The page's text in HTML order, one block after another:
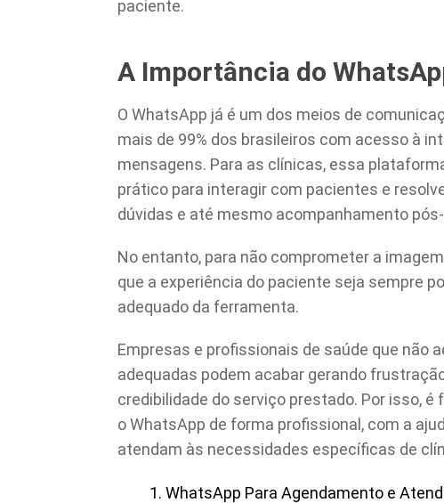
paciente.
A Importância do
O WhatsApp já é um dos meios de
mais de 99% dos brasileiros com acesso à
mensagens. Para as clínicas, essa
prático para interagir com pacientes e
dúvidas e até mesmo acompanhamento
No entanto, para não comprometer a
que a experiência do paciente seja sempre
adequado da ferramenta.
Empresas e profissionais de saúde que não
adequadas podem acabar gerando
credibilidade do serviço prestado. Por isso,
o WhatsApp de forma profissional, com a
atendam às necessidades específicas de
WhatsApp Para Agendamento e